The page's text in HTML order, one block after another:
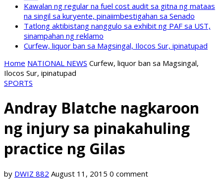
Kawalan ng regular na fuel cost audit sa gitna ng mataas
na singil sa kuryente, pinaiimbestigahan sa Senado
Tatlong aktibistang nanggulo sa exhibit ng PAF sa UST,
sinampahan ng reklamo
Curfew, liquor ban sa Magsingal, Ilocos Sur, ipinatupad
Home NATIONAL NEWS Curfew, liquor ban sa Magsingal,
Ilocos Sur, ipinatupad
SPORTS
Andray Blatche nagkaroon
ng injury sa pinakahuling
practice ng Gilas
by DWIZ 882 August 11, 2015 0 comment